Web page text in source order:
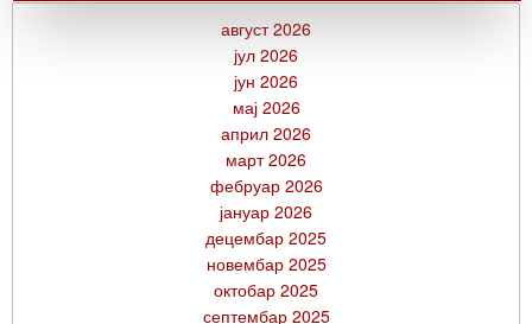
август 2026
јул 2026
јун 2026
мај 2026
април 2026
март 2026
фебруар 2026
јануар 2026
децембар 2025
новембар 2025
октобар 2025
септембар 2025